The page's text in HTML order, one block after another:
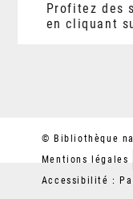
Profitez des
en cliquant
© Bibliothèque
Mentions légales
Accessibilité :